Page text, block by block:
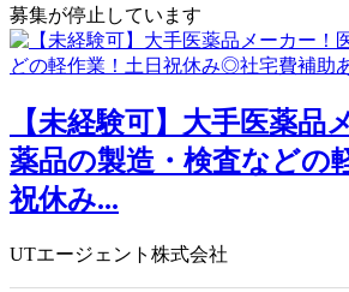
募集が停止しています
【未経験可】大手医薬品
薬品の製造・検査などの
祝休み...
UTエージェント株式会社